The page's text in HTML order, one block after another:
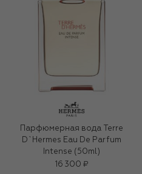
Парфюмерная вода Terre
D`Hermes Eau De Parfum
Intense (50ml)
16 300 ₽